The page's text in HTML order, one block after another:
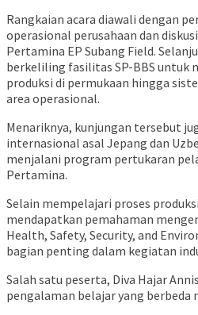
Rangkaian acara diawali dengan
operasional perusahaan dan
Pertamina EP Subang Field.
berkeliling fasilitas SP-BBS untuk
produksi di permukaan hingga
area operasional.
Menariknya, kunjungan tersebut
internasional asal Jepang dan
menjalani program pertukaran
Pertamina.
Selain mempelajari proses
mendapatkan pemahaman
Health, Safety, Security, and
bagian penting dalam kegiatan
Salah satu peserta, Diva Hajar
pengalaman belajar yang